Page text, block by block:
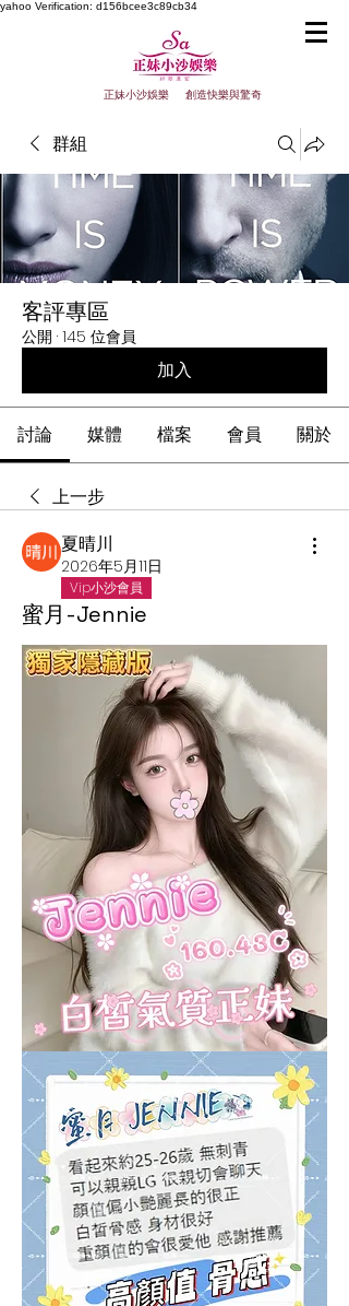
yahoo Verification: d156bcee3c89cb34
正妹小沙娛樂 創造快樂與驚奇
群組
客評專區
公開 · 145 位會員
加入
討論 媒體 檔案 會員 關於
上一步
夏晴川
2026年5月11日
Vip小沙會員
蜜月-Jennie